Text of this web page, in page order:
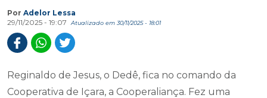
Por Adelor Lessa
29/11/2025 - 19:07
Atualizado em 30/11/2025 - 18:01
Reginaldo de Jesus, o Dedê, fica no comando da
Cooperativa de Içara, a Cooperaliança. Fez uma